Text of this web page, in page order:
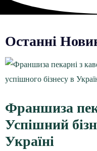
Останні
Франшиза
Успішний
Україні